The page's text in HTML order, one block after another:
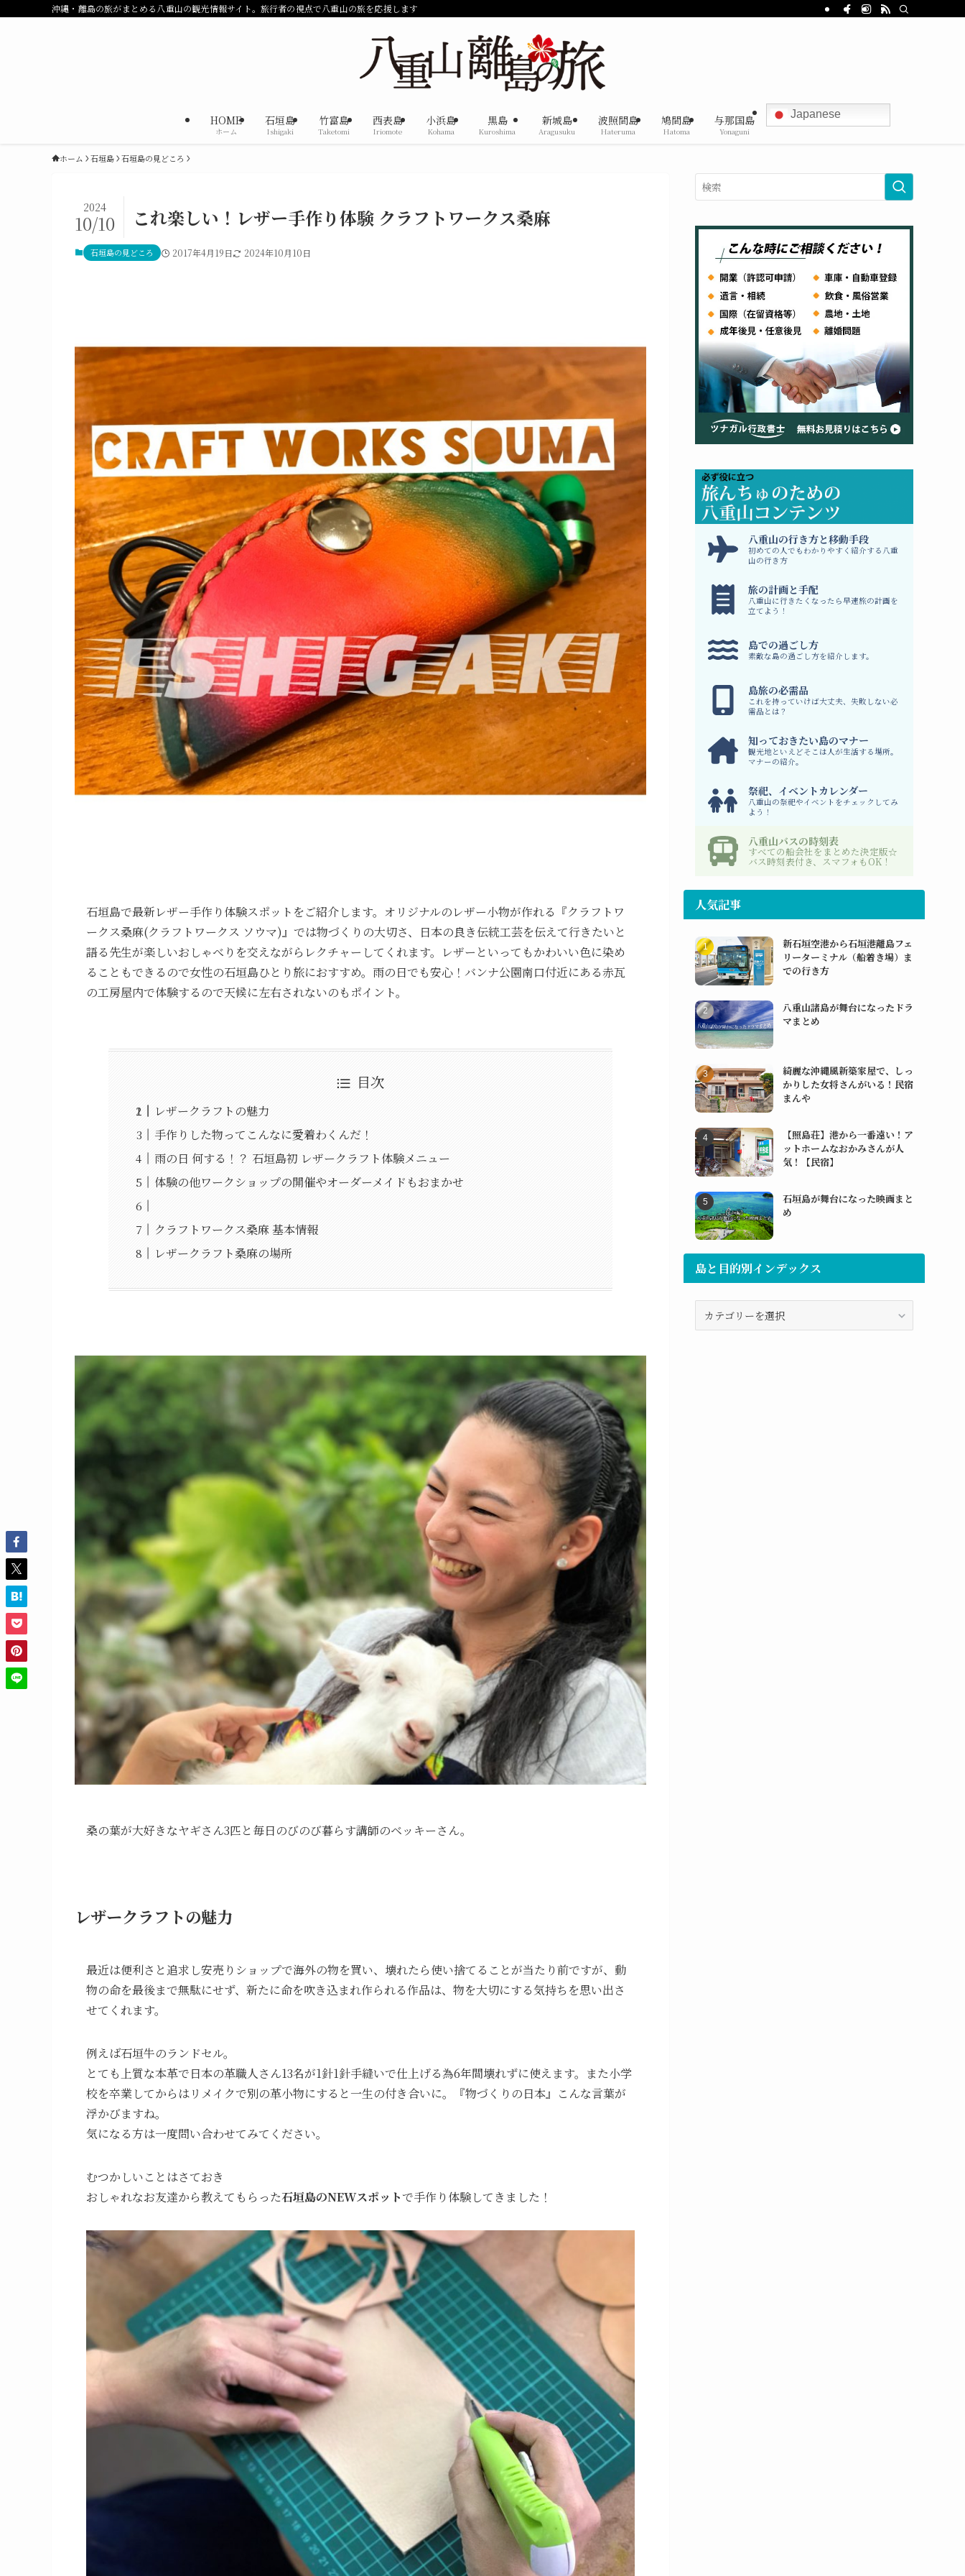
沖縄・離島の旅がまとめる八重山の観光情報サイト。旅行者の視点で八重山の旅を応援します
HOME
ホーム
石垣島
Ishigaki
竹富島
Taketomi
西表島
Iriomote
小浜島
Kohama
黒島
Kuroshima
新城島
Aragusuku
波照間島
Hateruma
鳩間島
Hatoma
与那国島
Yonaguni
Japanese
ホーム 石垣島 石垣島の見どころ
これ楽しい！レザー手作り体験 クラフトワークス桑麻
2024
10/10
石垣島の見どころ 2017年4月19日 2024年10月10日
石垣島で最新レザー手作り体験スポットをご紹介します。オリジナルのレザー小物が作れる『クラフトワ
ークス桑麻(クラフトワークス ソウマ)』では物づくりの大切さ、日本の良き伝統工芸を伝えて行きたいと
語る先生が楽しいおしゃべりを交えながらレクチャーしてくれます。レザーといってもかわいい色に染め
ることもできるので女性の石垣島ひとり旅におすすめ。雨の日でも安心！バンナ公園南口付近にある赤瓦
の工房屋内で体験するので天候に左右されないのもポイント。
目次
レザークラフトの魅力
手作りした物ってこんなに愛着わくんだ！
雨の日 何する！？ 石垣島初 レザークラフト体験メニュー
体験の他ワークショップの開催やオーダーメイドもおまかせ
クラフトワークス桑麻 基本情報
レザークラフト桑麻の場所
桑の葉が大好きなヤギさん3匹と毎日のびのび暮らす講師のベッキーさん。
レザークラフトの魅力
最近は便利さと追求し安売りショップで海外の物を買い、壊れたら使い捨てることが当たり前ですが、動
物の命を最後まで無駄にせず、新たに命を吹き込まれ作られる作品は、物を大切にする気持ちを思い出さ
せてくれます。
例えば石垣牛のランドセル。
とても上質な本革で日本の革職人さん13名が1針1針手縫いで仕上げる為6年間壊れずに使えます。また小学
校を卒業してからはリメイクで別の革小物にすると一生の付き合いに。『物づくりの日本』こんな言葉が
浮かびますね。
気になる方は一度問い合わせてみてください。
むつかしいことはさておき
おしゃれなお友達から教えてもらった石垣島のNEWスポットで手作り体験してきました！
八重山の行き方と移動手段
初めての人でもわかりやすく紹介する八重
山の行き方
旅の計画と手配
八重山に行きたくなったら早速旅の計画を
立てよう！
島での過ごし方
素敵な島の過ごし方を紹介します。
島旅の必需品
これを持っていけば大丈夫、失敗しない必
需品とは？
知っておきたい島のマナー
観光地といえどそこは人が生活する場所。
マナーの紹介。
祭祀、イベントカレンダー
八重山の祭祀やイベントをチェックしてみ
よう！
八重山バスの時刻表
すべての船会社をまとめた決定版☆
バス時刻表付き、スマフォもOK！
人気記事
新石垣空港から石垣港離島フェ
リーターミナル（船着き場）ま
での行き方
八重山諸島が舞台になったドラ
マまとめ
綺麗な沖縄風新築家屋で、しっ
かりした女将さんがいる！民宿
まんや
【照島荘】港から一番遠い！ア
ットホームなおかみさんが人
気！【民宿】
石垣島が舞台になった映画まと
め
島と目的別インデックス